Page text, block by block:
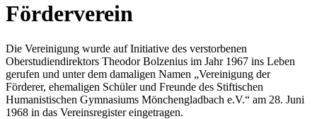
Förderverein
Die Vereinigung wurde auf Initiative des verstorbenen
Oberstudiendirektors Theodor Bolzenius im Jahr 1967 ins Leben
gerufen und unter dem damaligen Namen „Vereinigung der
Förderer, ehemaligen Schüler und Freunde des Stiftischen
Humanistischen Gymnasiums Mönchengladbach e.V.“ am 28. Juni
1968 in das Vereinsregister eingetragen.